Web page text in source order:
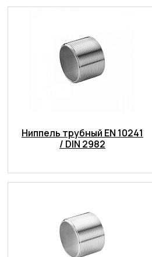
Ниппель трубный EN 10241
/ DIN 2982